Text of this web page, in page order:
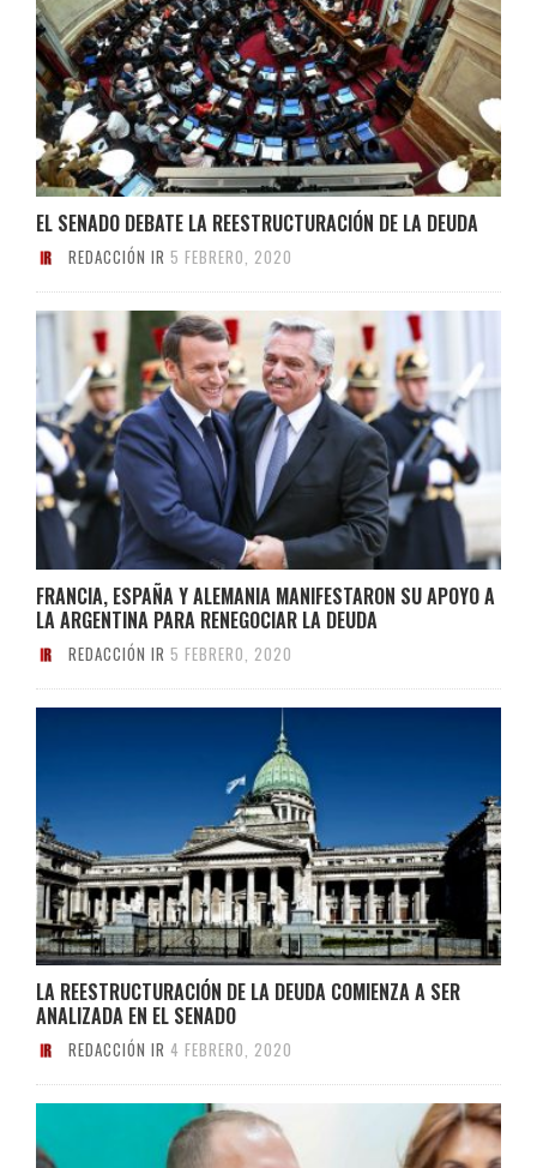
EL SENADO DEBATE LA REESTRUCTURACIÓN DE LA DEUDA
REDACCIÓN IR 5 FEBRERO, 2020
FRANCIA, ESPAÑA Y ALEMANIA MANIFESTARON SU APOYO A
LA ARGENTINA PARA RENEGOCIAR LA DEUDA
REDACCIÓN IR 5 FEBRERO, 2020
LA REESTRUCTURACIÓN DE LA DEUDA COMIENZA A SER
ANALIZADA EN EL SENADO
REDACCIÓN IR 4 FEBRERO, 2020